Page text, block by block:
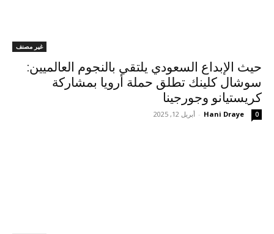
غير مصنف
حيث الإبداع السعودي يلتقي بالنجوم العالميين:
سوشال كلينك تطلق حملة أرويا بمشاركة
كريستيانو وجورجينا
Hani Draye
- أبريل 12, 2025 0